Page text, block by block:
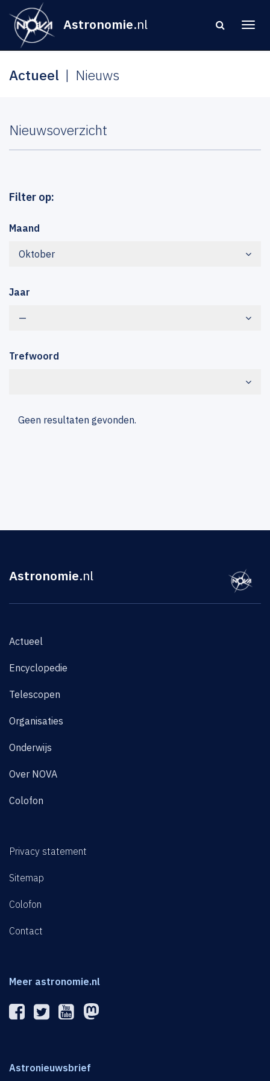
Astronomie.nl
Actueel Nieuws
Nieuwsoverzicht
Filter op:
Maand
Oktober
Jaar
—
Trefwoord
Geen resultaten gevonden.
Astronomie.nl
Actueel
Encyclopedie
Telescopen
Organisaties
Onderwijs
Over NOVA
Colofon
Privacy statement
Sitemap
Colofon
Contact
Meer astronomie.nl
Astronieuwsbrief